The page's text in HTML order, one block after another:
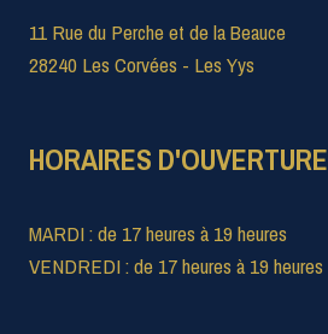
11 Rue du Perche et de la Beauce
28240 Les Corvées - Les Yys
HORAIRES D'OUVERTURE
MARDI : de 17 heures à 19 heures
VENDREDI : de 17 heures à 19 heures